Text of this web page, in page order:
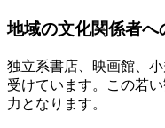
地域の文化関係者へ
独立系書店、映画館、
受けています。この若
力となります。